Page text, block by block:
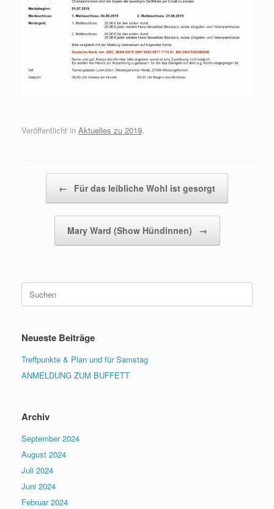
Veröffentlicht in Aktuelles zu 2019.
← Für das leibliche Wohl ist gesorgt
Mary Ward (Show Hündinnen) →
Suchen
nach:
Neueste Beiträge
Treffpunkte & Plan und für Samstag
ANMELDUNG ZUM BUFFETT
Archiv
September 2024
August 2024
Juli 2024
Juni 2024
Februar 2024